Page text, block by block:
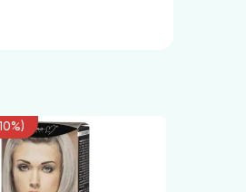
средства на
состав и добавив